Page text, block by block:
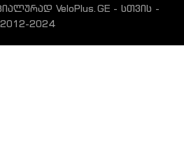
VeloPlus.GE - სთვის -
2012-2024